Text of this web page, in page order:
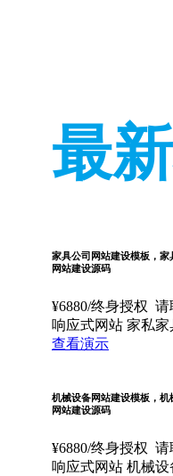
最
家具公司网站建设模板，家
网站建设源码
¥6880/终身授权 请
响应式网站 家私家
查看演示
机械设备网站建设模板，机
网站建设源码
¥6880/终身授权 请
响应式网站 机械设